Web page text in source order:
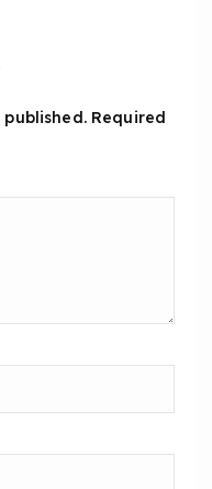
Required